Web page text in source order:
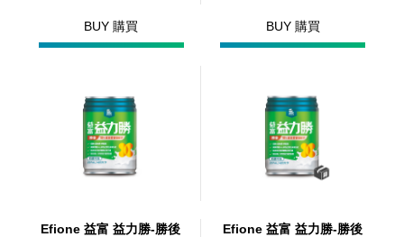
BUY 購買 BUY 購買
Efione 益富 益力勝-勝後
Efione 益富 益力勝-勝後